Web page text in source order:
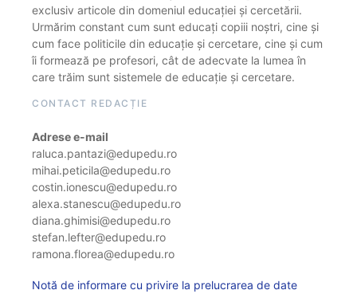
exclusiv articole din domeniul educației și cercetării.
Urmărim constant cum sunt educați copiii noștri, cine și
cum face politicile din educație și cercetare, cine și cum
îi formează pe profesori, cât de adecvate la lumea în
care trăim sunt sistemele de educație și cercetare.
CONTACT REDACȚIE
Adrese e-mail
raluca.pantazi@edupedu.ro
mihai.peticila@edupedu.ro
costin.ionescu@edupedu.ro
alexa.stanescu@edupedu.ro
diana.ghimisi@edupedu.ro
stefan.lefter@edupedu.ro
ramona.florea@edupedu.ro
Notă de informare cu privire la prelucrarea de date